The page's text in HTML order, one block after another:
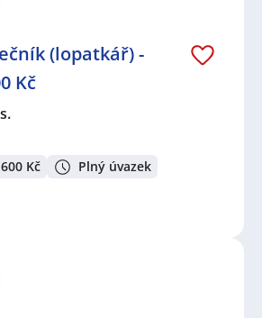
(lopatkář) -
Kč
Kč Plný úvazek